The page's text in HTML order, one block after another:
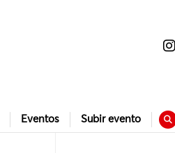
Eventos Subir evento